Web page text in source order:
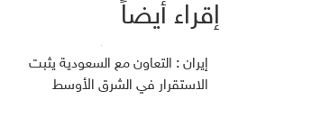
إقراء أيضاً
إيران : التعاون مع السعودية يثبت
الاستقرار في الشرق الأوسط